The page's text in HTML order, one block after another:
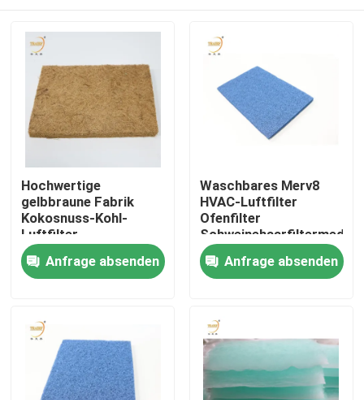
Haus
Hochwertige
gelbbraune Fabrik
Kokosnuss-Kohl-
Luftfilter
Naturprodukt für
Farbe Booth
Sprühkabinen
Anfrage absenden
Waschbares Merv8
HVAC-Luftfilter
Ofenfilter
Schweinehaarfiltermedien
Anfrage absenden